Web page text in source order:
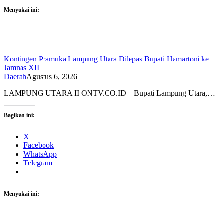
Menyukai ini:
Kontingen Pramuka Lampung Utara Dilepas Bupati Hamartoni ke
Jamnas XII
DaerahAgustus 6, 2026
LAMPUNG UTARA II ONTV.CO.ID – Bupati Lampung Utara,…
Bagikan ini:
X
Facebook
WhatsApp
Telegram
Menyukai ini: